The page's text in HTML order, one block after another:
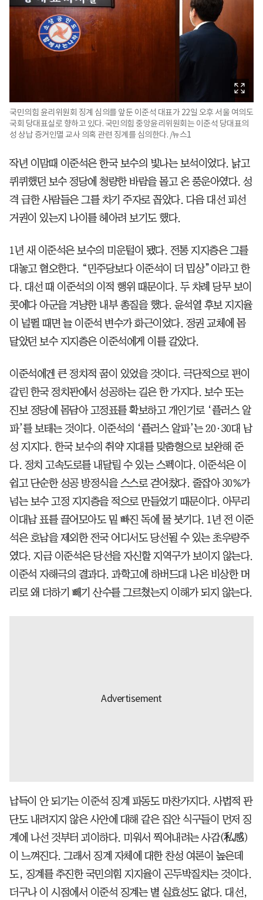
국민의힘 윤리위원회 징계 심의를 앞둔 이준석 대표가 22일 오후 서울 여의도
국회 당대표실로 향하고 있다. 국민의힘 중앙윤리위원회는 이준석 당대표의
성 상납 증거인멸 교사 의혹 관련 징계를 심의한다. /뉴스1
작년 이맘때 이준석은 한국 보수의 빛나는 보석이었다. 낡고
퀴퀴했던 보수 정당에 청량한 바람을 몰고 온 풍운아였다. 성
격 급한 사람들은 그를 차기 주자로 꼽았다. 다음 대선 피선
거권이 있는지 나이를 헤아려 보기도 했다.
1년 새 이준석은 보수의 미운털이 됐다. 전통 지지층은 그를
대놓고 혐오한다. “민주당보다 이준석이 더 밉상”이라고 한
다. 대선 때 이준석의 이적 행위 때문이다. 두 차례 당무 보이
콧에다 아군을 겨냥한 내부 총질을 했다. 윤석열 후보 지지율
이 널뛸 때면 늘 이준석 변수가 화근이었다. 정권 교체에 몸
달았던 보수 지지층은 이준석에게 이를 갈았다.
이준석에겐 큰 정치적 꿈이 있었을 것이다. 극단적으로 편이
갈린 한국 정치판에서 성공하는 길은 한 가지다. 보수 또는
진보 정당에 몸담아 고정표를 확보하고 개인기로 ‘플러스 알
파’를 보태는 것이다. 이준석의 ‘플러스 알파’는 20·30대 남
성 지지다. 한국 보수의 취약 지대를 맞춤형으로 보완해 준
다. 정치 고속도로를 내달릴 수 있는 스펙이다. 이준석은 이
쉽고 단순한 성공 방정식을 스스로 걷어찼다. 줄잡아 30%가
넘는 보수 고정 지지층을 적으로 만들었기 때문이다. 아무리
이대남 표를 끌어모아도 밑 빠진 독에 물 붓기다. 1년 전 이준
석은 호남을 제외한 전국 어디서도 당선될 수 있는 초우량주
였다. 지금 이준석은 당선을 자신할 지역구가 보이지 않는다.
이준석 자해극의 결과다. 과학고에 하버드대 나온 비상한 머
리로 왜 더하기 빼기 산수를 그르쳤는지 이해가 되지 않는다.
납득이 안 되기는 이준석 징계 파동도 마찬가지다. 사법적 판
단도 내려지지 않은 사안에 대해 같은 집안 식구들이 먼저 징
계에 나선 것부터 괴이하다. 미워서 찍어내려는 사감(私感)
이 느껴진다. 그래서 징계 자체에 대한 찬성 여론이 높은데
도, 징계를 추진한 국민의힘 지지율이 곤두박질치는 것이다.
더구나 이 시점에서 이준석 징계는 별 실효성도 없다. 대선,